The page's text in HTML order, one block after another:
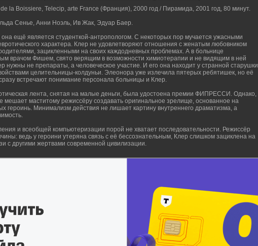
la Boissiere, Telecip, arte France (Франция), 2000 год / Пирамида, 2001 год, 80 минут.
Сенье, Анни Ноэль, Ив Жак, Эдуар Баер.
ещё является студенткой-антропологом. С некоторых пор мучается ужасными
характера. Клер не удовлетворяют отношения с женатым любовником
зацикленными на своих каждодневных проблемах. А в больнице
врачом Фишем, свято верящим в возможности химиотерапии и не видящим в ней
нужны не препараты, а человеческое участие. И его она находит у странной старушки
целительницы-колдуньи. Элеонора уже излечила пятерых ребятишек, но её
встречают понимание персонала больницы и Клер.
лента, снятая на малые деньги, была удостоена премии ФИПРЕССИ. Однако,
мешает маститому режиссёру создавать оригинальное зрелище, основанное на
героинь. Минимализм действия не лишает картину внутреннего драматизма, а
и всеобщей компьютеризации порой не хватает последовательности. Режиссёр
ведь у героини утеряна связь с её бессознательным, Клер слишком зациклена на
с другими жертвами современной цивилизации.